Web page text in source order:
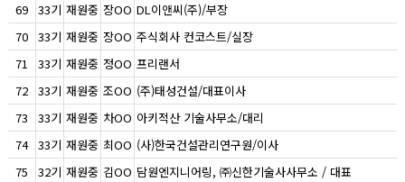
69 33기 재원중 장OO DL이앤씨(주)/부장
70 33기 재원중 장OO 주식회사 컨코스트/실장
71
33기 재원중 정OO 프리랜서
72 33기 재원중 조OO (주)태성건설/대표이사
73
33기 재원중 차OO 아키적산 기술사무소/대리
74 33기 재원중 최OO (사)한국건설관리연구원/이사
75
32기 재원중 김OO 담원엔지니어링, ㈜신한기술사사무소 / 대표